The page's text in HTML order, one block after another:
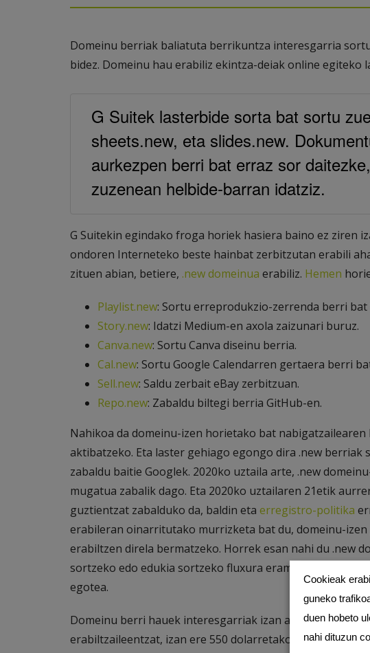
Domeinu berriak baliatuta berrikuntza interesgarria
bidez. Domeinu hau erabiliz ekintza-deiak online egiteko
G Suitek lasterbide sorta bat sortu
sheets.new, eta slides.new.
aurkezpen berri bat erraz sor
zuzenean helbide-barran idatziz.
G Suitekin egindako froga horiek hasiera baino ez ziren
ondoren Interneteko beste hainbat zerbitzutan erabili
zituen abian, betiere, .new domeinua erabiliz. Hemen
Playlist.new: Sortu erreprodukzio-zerrenda berri
Story.new: Idatzi Medium-en axola zaizunari buruz.
Canva.new: Sortu Canva diseinu berria.
Cal.new: Sortu Google Calendarren gertaera berri
Sell.new: Saldu zerbait eBay zerbitzuan.
Repo.new: Zabaldu biltegi berria GitHub-en.
Nahikoa da domeinu-izen horietako bat
aktibatzeko. Eta laster gehiago egongo dira .new
zabaldu baitie Googlek. 2020ko uztaila arte, .new
mugatua zabalik dago. Eta 2020ko uztailaren 21etik
guztientzat zabalduko da, baldin eta erregistro-politika
erabileran oinarritutako murrizketa bat du, domeinu-
erabiltzen direla bermatzeko. Horrek esan nahi du .new
sortzeko edo edukia sortzeko fluxura eramatea, eta
egotea.
Domeinu berri hauek interesgarriak izan arren, prezioa
erabiltzaileentzat, izan ere 550 dolarretako prezioan
Cookieak
guneko
duen hobeto
nahi dituzun